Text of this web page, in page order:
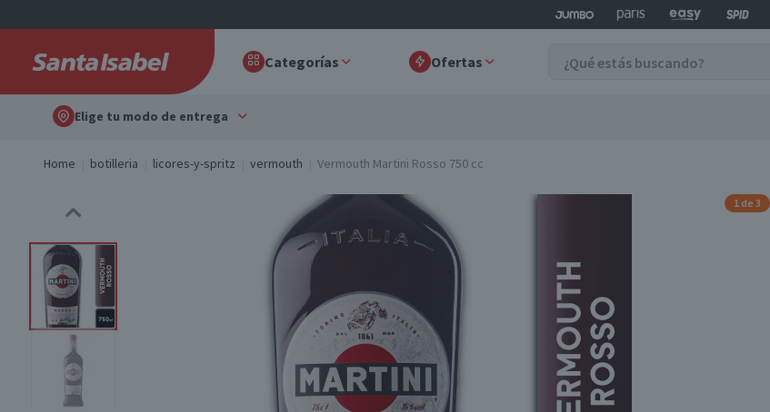
Categorías Ofertas
Elige tu modo de entrega
Home botilleria licores-y-spritz vermouth Vermouth Martini Rosso 750 cc
1 de 3